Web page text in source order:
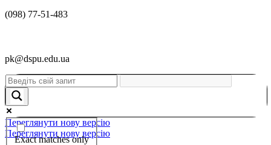
(098) 77-51-483
pk@dspu.edu.ua
Exact matches only
Переглянути нову версію
Переглянути нову версію